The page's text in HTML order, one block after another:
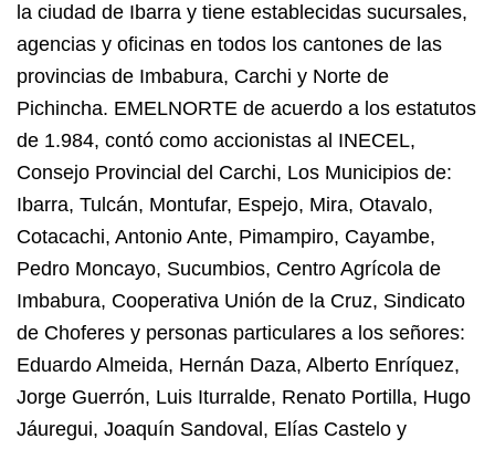
la ciudad de Ibarra y tiene establecidas sucursales,
agencias y oficinas en todos los cantones de las
provincias de Imbabura, Carchi y Norte de
Pichincha. EMELNORTE de acuerdo a los estatutos
de 1.984, contó como accionistas al INECEL,
Consejo Provincial del Carchi, Los Municipios de:
Ibarra, Tulcán, Montufar, Espejo, Mira, Otavalo,
Cotacachi, Antonio Ante, Pimampiro, Cayambe,
Pedro Moncayo, Sucumbios, Centro Agrícola de
Imbabura, Cooperativa Unión de la Cruz, Sindicato
de Choferes y personas particulares a los señores:
Eduardo Almeida, Hernán Daza, Alberto Enríquez,
Jorge Guerrón, Luis Iturralde, Renato Portilla, Hugo
Jáuregui, Joaquín Sandoval, Elías Castelo y